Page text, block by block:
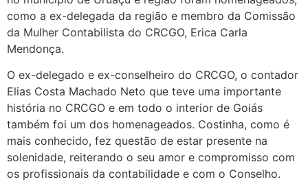
como a ex-delegada da região e membro da Comissão
da Mulher Contabilista do CRCGO, Erica Carla
Mendonça.
O ex-delegado e ex-conselheiro do CRCGO, o contador
Elias Costa Machado Neto que teve uma importante
história no CRCGO e em todo o interior de Goiás
também foi um dos homenageados. Costinha, como é
mais conhecido, fez questão de estar presente na
solenidade, reiterando o seu amor e compromisso com
os profissionais da contabilidade e com o Conselho.